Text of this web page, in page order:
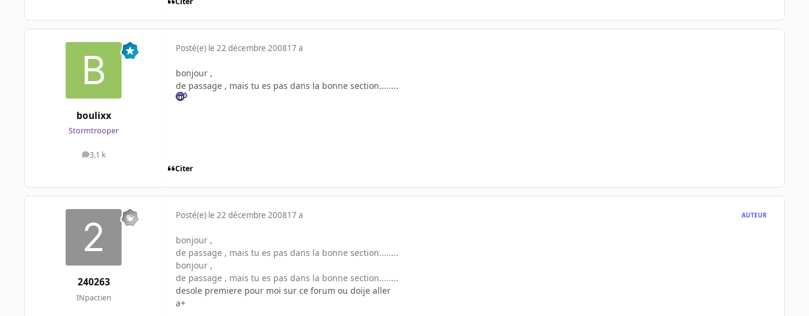
boulixx
Stormtrooper
3,1 k
messages
Posté(e) le 22 décembre 200817 a
bonjour ,
de passage , mais tu es pas dans la bonne section........
Citer
240263
INpactien
Posté(e) le 22 décembre 200817 a AUTEUR
bonjour ,
de passage , mais tu es pas dans la bonne section........
bonjour ,
de passage , mais tu es pas dans la bonne section........
desole premiere pour moi sur ce forum ou doije aller
a+